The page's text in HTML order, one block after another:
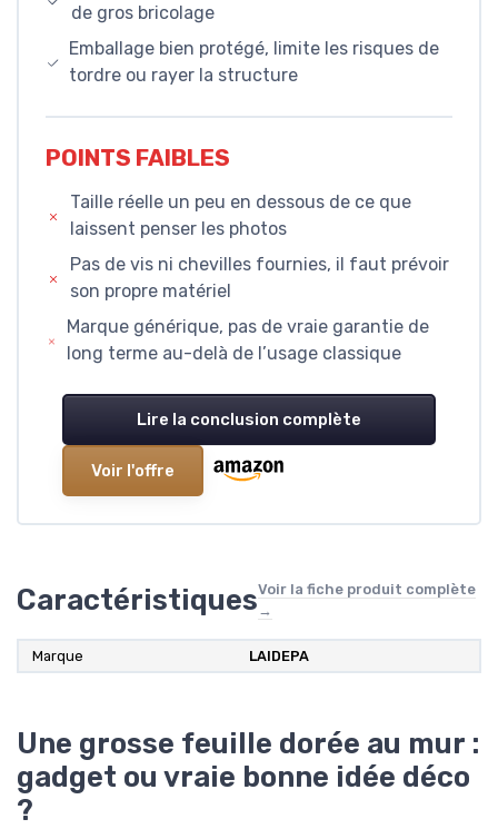
de gros bricolage
Emballage bien protégé, limite les risques de
tordre ou rayer la structure
POINTS FAIBLES
Taille réelle un peu en dessous de ce que
laissent penser les photos
Pas de vis ni chevilles fournies, il faut prévoir
son propre matériel
Marque générique, pas de vraie garantie de
long terme au-delà de l’usage classique
Lire la conclusion complète
Voir l'offre
CaractéristiquesVoir la fiche produit complète
→
Marque LAIDEPA
Une grosse feuille dorée au mur :
gadget ou vraie bonne idée déco
?